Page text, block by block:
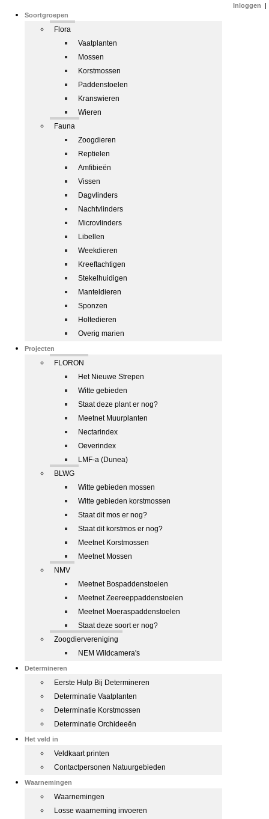
Soortgroepen
Flora
Vaatplanten
Mossen
Korstmossen
Paddenstoelen
Kranswieren
Wieren
Fauna
Zoogdieren
Reptielen
Amfibieën
Vissen
Dagvlinders
Nachtvlinders
Microvlinders
Libellen
Weekdieren
Kreeftachtigen
Stekelhuidigen
Manteldieren
Sponzen
Holtedieren
Overig marien
Projecten
FLORON
Het Nieuwe Strepen
Witte gebieden
Staat deze plant er nog?
Meetnet Muurplanten
Nectarindex
Oeverindex
LMF-a (Dunea)
BLWG
Witte gebieden mossen
Witte gebieden korstmossen
Staat dit mos er nog?
Staat dit korstmos er nog?
Meetnet Korstmossen
Meetnet Mossen
NMV
Meetnet Bospaddenstoelen
Meetnet Zeereeppaddenstoelen
Meetnet Moeraspaddenstoelen
Staat deze soort er nog?
Zoogdiervereniging
NEM Wildcamera's
Determineren
Eerste Hulp Bij Determineren
Determinatie Vaatplanten
Determinatie Korstmossen
Determinatie Orchideeën
Het veld in
Veldkaart printen
Contactpersonen Natuurgebieden
Waarnemingen
Waarnemingen
Losse waarneming invoeren
Inloggen |